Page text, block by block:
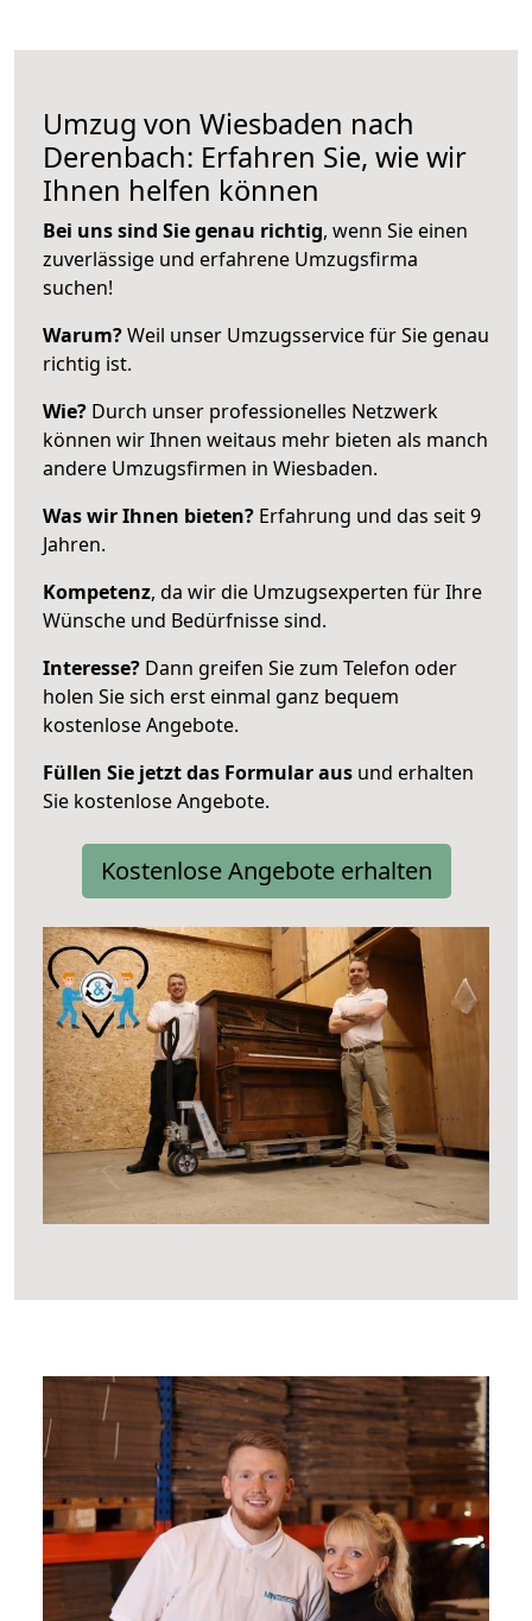
Umzug von Wiesbaden nach
Derenbach: Erfahren Sie, wie wir
Ihnen helfen können
Bei uns sind Sie genau richtig, wenn Sie einen
zuverlässige und erfahrene Umzugsfirma
suchen!
Warum?Weil unser Umzugsservice für Sie genau
richtig ist.
Wie? Durch unser professionelles Netzwerk
können wir Ihnen weitaus mehr bieten als manch
andere Umzugsfirmen in Wiesbaden.
Was wir Ihnen bieten? Erfahrung und das seit 9
Jahren.
Kompetenz, da wir die Umzugsexperten für Ihre
Wünsche und Bedürfnisse sind.
Interesse? Dann greifen Sie zum Telefon oder
holen Sie sich erst einmal ganz bequem
kostenlose Angebote.
Füllen Sie jetzt das Formular aus und erhalten
Sie kostenlose Angebote.
Kostenlose Angebote erhalten